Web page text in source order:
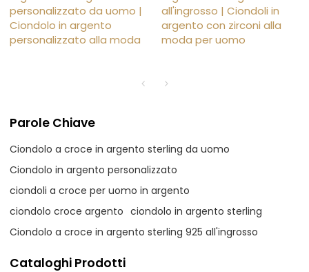
personalizzato da uomo |
Ciondolo in argento
personalizzato alla moda
all'ingrosso | Ciondoli in
argento con zirconi alla
moda per uomo
Parole Chiave
Ciondolo a croce in argento sterling da uomo
Ciondolo in argento personalizzato
ciondoli a croce per uomo in argento
ciondolo croce argento ciondolo in argento sterling
Ciondolo a croce in argento sterling 925 all'ingrosso
Cataloghi Prodotti